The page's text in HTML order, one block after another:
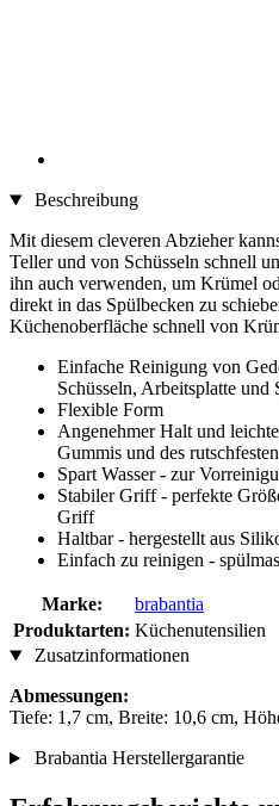
Beschreibung
Mit diesem cleveren Abzieher
Teller und von Schüsseln schnell
ihn auch verwenden, um Krümel
direkt in das Spülbecken zu
Küchenoberfläche schnell von
Einfache Reinigung von
Schüsseln, Arbeitsplatte und
Flexible Form
Angenehmer Halt und
Gummis und des
Spart Wasser - zur
Stabiler Griff - perfekte
Griff
Haltbar - hergestellt aus
Einfach zu reinigen -
Marke:
brabantia
Produktarten: Küchenutensilien
Zusatzinformationen
Abmessungen:
Tiefe: 1,7 cm, Breite: 10,6 cm,
Brabantia Herstellergarantie